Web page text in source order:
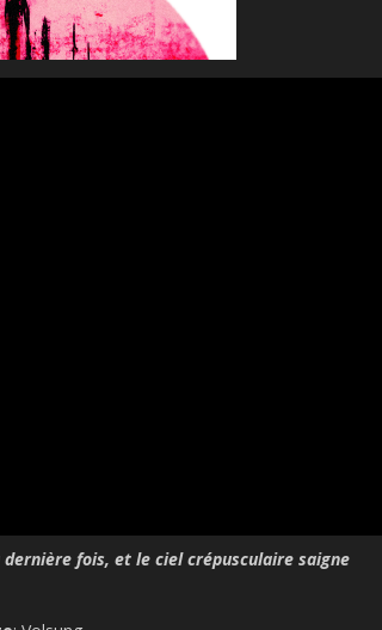
fois, et le ciel crépusculaire saigne